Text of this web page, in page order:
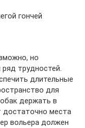
гончей
но
трудностей.
длительные
для
держать в
достаточно места
вольера должен